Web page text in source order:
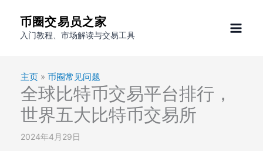
币圈交易员之家
入门教程、市场解读与交易工具
主页 » 币圈常见问题
全球比特币交易平台排行，
世界五大比特币交易所
2024年4月29日